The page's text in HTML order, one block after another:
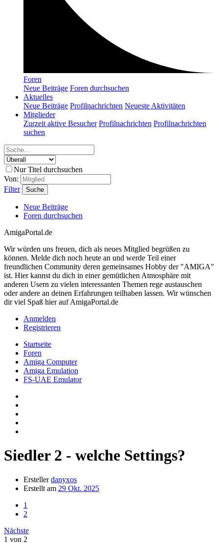
Foren
Neue Beiträge Foren durchsuchen
Aktuelles
Neue Beiträge Profilnachrichten Neueste Aktivitäten
Mitglieder
Zurzeit aktive Besucher Profilnachrichten Profilnachrichten
suchen
Nur Titel durchsuchen
Von:
Filter
Suche
Neue Beiträge
Foren durchsuchen
AmigaPortal.de
Wir würden uns freuen, dich als neues Mitglied begrüßen zu
können. Melde dich noch heute an und werde Teil einer
freundlichen Community deren gemeinsames Hobby der "AMIGA"
ist. Hier kannst du dich in einer gemütlichen Atmosphäre mit
anderen Usern zu vielen interessanten Themen rege austauschen
oder andere an deinen Erfahrungen teilhaben lassen. Wir wünschen
dir viel Spaß hier auf AmigaPortal.de
Anmelden
Registrieren
Startseite
Foren
Amiga Computer
Amiga Emulation
FS-UAE Emulator
Siedler 2 - welche Settings?
Ersteller danyxos
Erstellt am 29 Okt. 2025
1
2
Nächste
1 von 2